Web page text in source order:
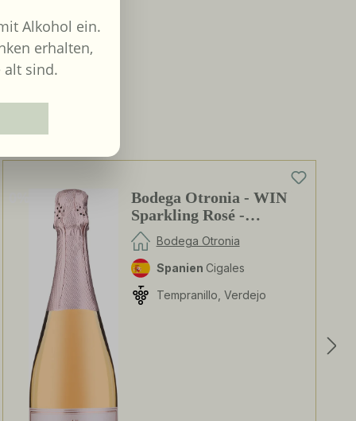
Bodega Otronia - WIN
Sparkling Rosé -
alkoholfrei
Bodega Otronia
Spanien Cigales
Tempranillo, Verdejo
Alkohol ein.
erhalten,
alt sind.